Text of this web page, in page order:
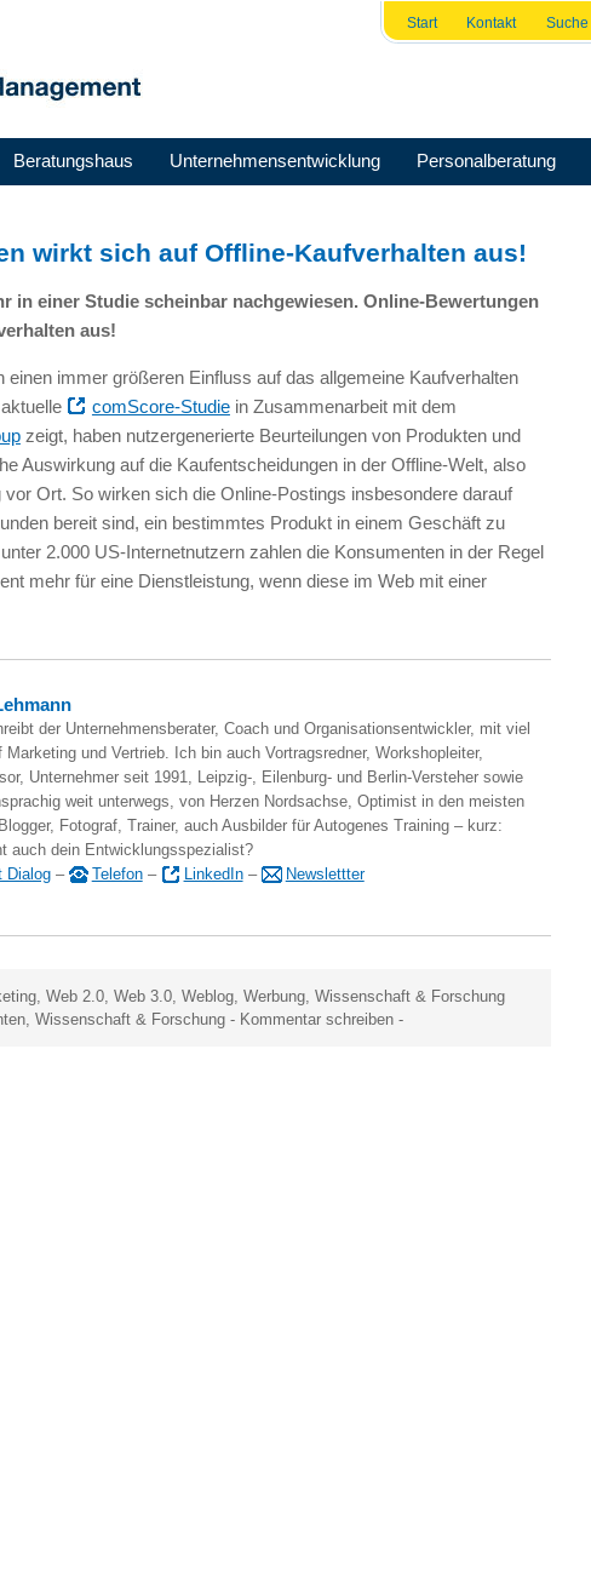
Start Kontakt Suche
Beratungshaus Unternehmensentwicklung Personalberatung
wirkt sich auf Offline-Kaufverhalten aus!
in einer Studie scheinbar nachgewiesen. Online-Bewertungen
aus!
einen immer größeren Einfluss auf das allgemeine Kaufverhalten
comScore-Studiein Zusammenarbeit mit dem
zeigt, haben nutzergenerierte Beurteilungen von Produkten und
Auswirkung auf die Kaufentscheidungen in der Offline-Welt, also
Ort. So wirken sich die Online-Postings insbesondere darauf
bereit sind, ein bestimmtes Produkt in einem Geschäft zu
2.000 US-Internetnutzern zahlen die Konsumenten in der Regel
mehr für eine Dienstleistung, wenn diese im Web mit einer
der Unternehmensberater, Coach und Organisationsentwickler, mit viel
Marketing und Vertrieb. Ich bin auch Vortragsredner, Workshopleiter,
Unternehmer seit 1991, Leipzig-, Eilenburg- und Berlin-Versteher sowie
weit unterwegs, von Herzen Nordsachse, Optimist in den meisten
Fotograf, Trainer, auch Ausbilder für Autogenes Training – kurz:
auch dein Entwicklungsspezialist?
Dialog– Telefon– LinkedIn– Newslettter
,Web 2.0,Web 3.0,Weblog,Werbung,Wissenschaft & Forschung
,Wissenschaft & Forschung - Kommentar schreiben -